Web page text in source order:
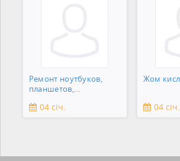
Ремонт ноутбуков,
планшетов,
зеркальны
04 січ.
Жом
04 січ.